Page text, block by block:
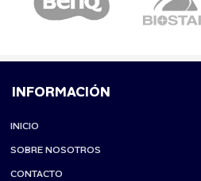
INFORMACIÓN
INICIO
SOBRE NOSOTROS
CONTACTO